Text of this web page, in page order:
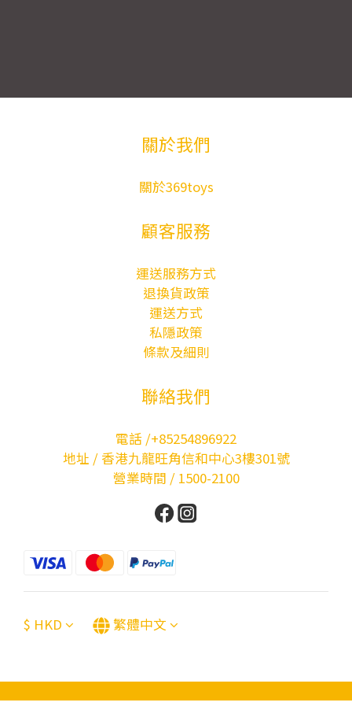
關於我們
關於369toys
顧客服務
運送服務方式
退換貨政策
運送方式
私隱政策
條款及細則
聯絡我們
電話 /+85254896922
地址 / 香港九龍旺角信和中心3樓301號
營業時間 / 1500-2100
$ HKD 繁體中文